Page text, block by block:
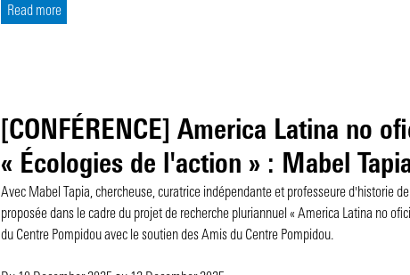
Read more
[CONFÉRENCE] America Latina no
« Écologies de l'action » : Mabel
Avec Mabel Tapia, chercheuse, curatrice indépendante et professeure d'historie
proposée dans le cadre du projet de recherche pluriannuel « America Latina no
du Centre Pompidou avec le soutien des Amis du Centre Pompidou.